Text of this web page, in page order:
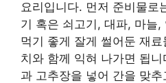
요리입니다. 먼저 준비물로
기 혹은 쇠고기, 대파, 마늘,
먹기 좋게 잘게 썰어둔 재
치와 함께 익혀 나가면 됩
과 고추장을 넣어 간을 맞